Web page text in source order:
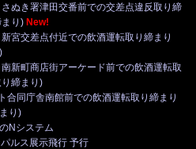
ぬき署津田交番前での交差点違反取り締
り) New!
宮交差点付近での飲酒運転取り締まり
新町商店街アーケード前での飲酒運転取
締まり)
合同庁舎南館前での飲酒運転取り締まり
り)
Nシステム
ルス展示飛行 予行